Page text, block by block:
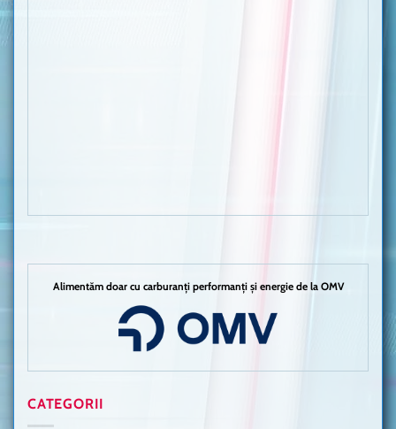
Alimentăm doar cu carburanți performanți și energie de la OMV
CATEGORII